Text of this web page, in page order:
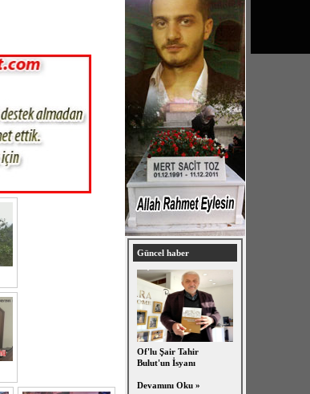
Güncel haber
Of'lu Şair Tahir
Bulut'un İsyanı
Devamını Oku »